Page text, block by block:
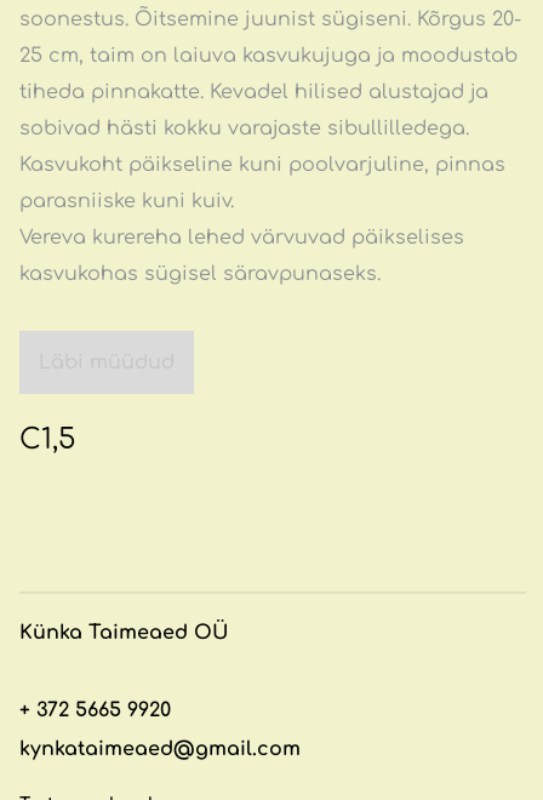
soonestus. Õitsemine juunist sügiseni. Kõrgus 20-
25 cm, taim on laiuva kasvukujuga ja moodustab
tiheda pinnakatte. Kevadel hilised alustajad ja
sobivad hästi kokku varajaste sibullilledega.
Kasvukoht päikseline kuni poolvarjuline, pinnas
parasniiske kuni kuiv.
Vereva kurereha lehed värvuvad päikselises
kasvukohas sügisel säravpunaseks.
C1,5
Künka Taimeaed OÜ
+ 372 5665 9920
kynkataimeaed@gmail.com